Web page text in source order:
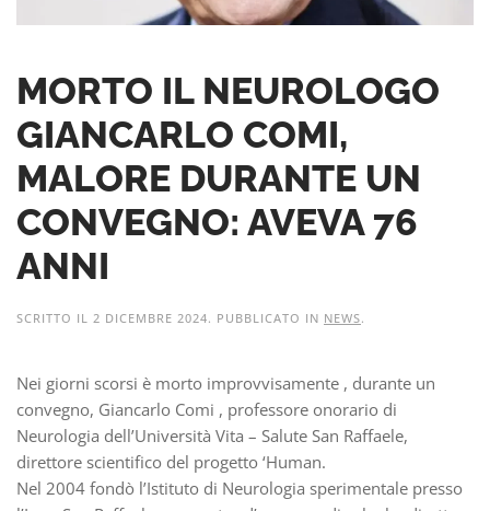
MORTO IL NEUROLOGO
GIANCARLO COMI,
MALORE DURANTE UN
CONVEGNO: AVEVA 76
ANNI
SCRITTO IL 2 DICEMBRE 2024. PUBBLICATO IN NEWS.
Nei giorni scorsi è morto improvvisamente , durante un
convegno, Giancarlo Comi , professore onorario di
Neurologia dell’Università Vita – Salute San Raffaele,
direttore scientifico del progetto ‘Human.
Nel 2004 fondò l’Istituto di Neurologia sperimentale presso